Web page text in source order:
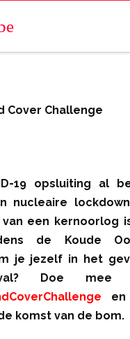
Cover Challenge
19 opsluiting al
nucleaire
een kernoorlog
de Koude
je jezelf in het
Doe
en
komst van de bom.